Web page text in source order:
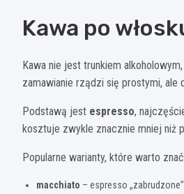
Kawa po
Kawa nie jest trunkiem
zamawianie rządzi się prostymi, ale
Podstawą jest espresso,
kosztuje zwykle znacznie mniej niż
Popularne warianty, które warto znać:
macchiato – espresso